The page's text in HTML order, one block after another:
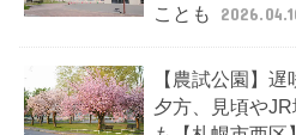
ことも
【農試公園】
夕方、見頃や